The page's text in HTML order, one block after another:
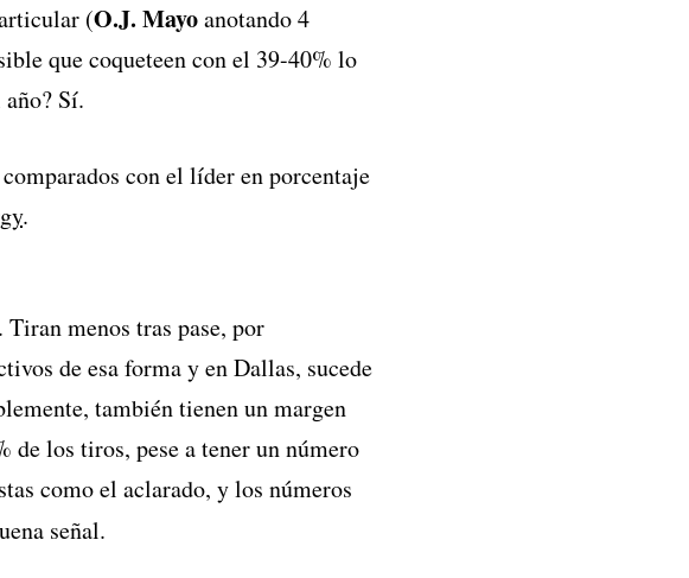
(O.J. Mayoanotando 4
que coqueteen con el 39-40% lo
Sí.
con el líder en porcentaje
.
menos tras pase, por
de esa forma y en Dallas, sucede
también tienen un margen
de los tiros, pese a tener un número
como el aclarado, y los números
señal.